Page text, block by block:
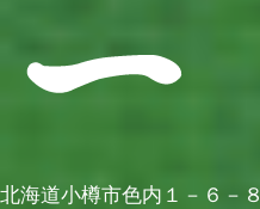
北海道小樽市色内１－６－８